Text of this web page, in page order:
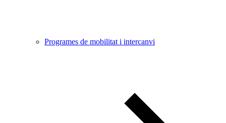
Programes de mobilitat i intercanvi